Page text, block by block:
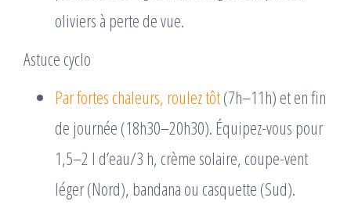
oliviers à perte de vue.
Astuce cyclo
Par fortes chaleurs, roulez tôt(7h–11h) et en fin
de journée (18h30–20h30). Équipez-vous pour
1,5–2 l d’eau/3 h, crème solaire, coupe-vent
léger (Nord), bandana ou casquette (Sud).